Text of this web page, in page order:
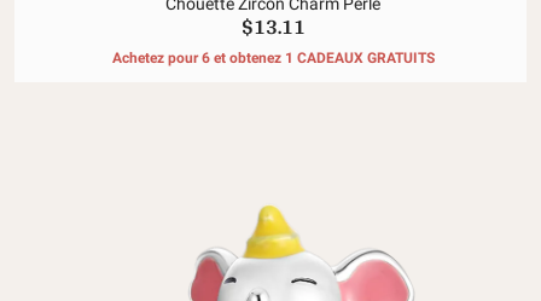
$13.11
Achetez pour 6 et obtenez 1 CADEAUX GRATUITS